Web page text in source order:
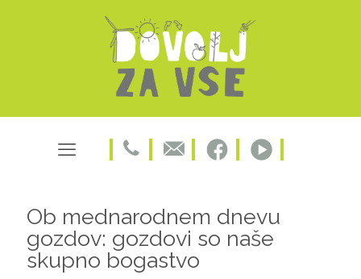
Ob mednarodnem dnevu
gozdov: gozdovi so naše
skupno bogastvo